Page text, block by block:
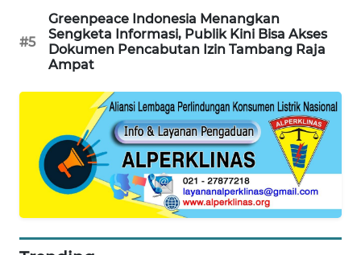
#5
Greenpeace Indonesia Menangkan
Sengketa Informasi, Publik Kini Bisa Akses
Dokumen Pencabutan Izin Tambang Raja
Ampat
KRT
NEWS
JURNAL
MARITIM
NEWS